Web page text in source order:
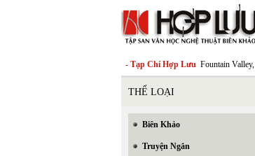
- Tạp Chí Hợp Lưu Fountain Valley,
THỂ LOẠI
Biên Khảo
Truyện Ngắn